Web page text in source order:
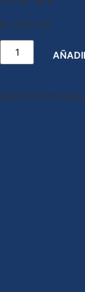
$ 27.927,20
SKU 925506